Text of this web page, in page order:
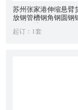
苏州张家港伸缩悬臂
放钢管槽钢角钢圆钢
起订：1套